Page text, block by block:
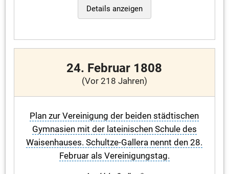
Details anzeigen
24. Februar 1808
(Vor 218 Jahren)
Plan zur Vereinigung der beiden städtischen
Gymnasien mit der lateinischen Schule des
Waisenhauses. Schultze-Gallera nennt den 28.
Februar als Vereinigungstag.